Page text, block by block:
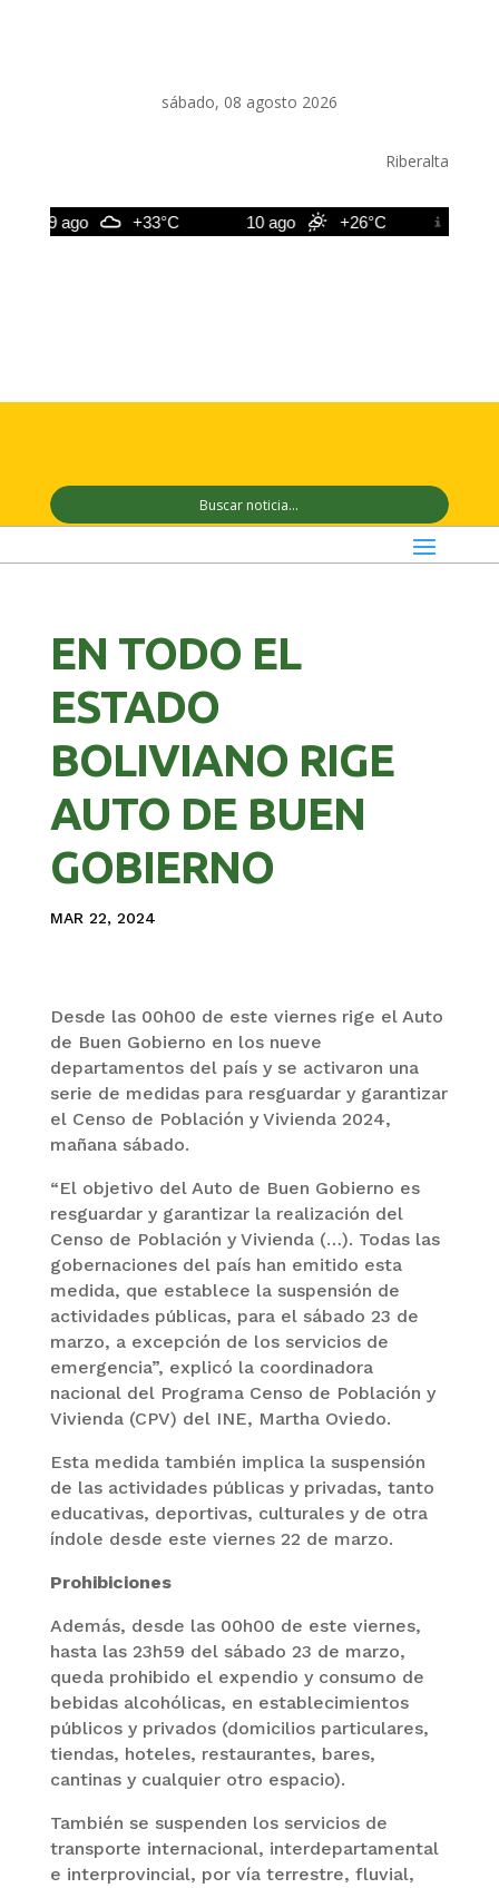
sábado, 08 agosto 2026
Riberalta
9 ago +33°C 10 ago +26°C 11 ago
EN TODO EL
ESTADO
BOLIVIANO RIGE
AUTO DE BUEN
GOBIERNO
MAR 22, 2024
Desde las 00h00 de este viernes rige el Auto
de Buen Gobierno en los nueve
departamentos del país y se activaron una
serie de medidas para resguardar y garantizar
el Censo de Población y Vivienda 2024,
mañana sábado.
“El objetivo del Auto de Buen Gobierno es
resguardar y garantizar la realización del
Censo de Población y Vivienda (…). Todas las
gobernaciones del país han emitido esta
medida, que establece la suspensión de
actividades públicas, para el sábado 23 de
marzo, a excepción de los servicios de
emergencia”, explicó la coordinadora
nacional del Programa Censo de Población y
Vivienda (CPV) del INE, Martha Oviedo.
Esta medida también implica la suspensión
de las actividades públicas y privadas, tanto
educativas, deportivas, culturales y de otra
índole desde este viernes 22 de marzo.
Prohibiciones
Además, desde las 00h00 de este viernes,
hasta las 23h59 del sábado 23 de marzo,
queda prohibido el expendio y consumo de
bebidas alcohólicas, en establecimientos
públicos y privados (domicilios particulares,
tiendas, hoteles, restaurantes, bares,
cantinas y cualquier otro espacio).
También se suspenden los servicios de
transporte internacional, interdepartamental
e interprovincial, por vía terrestre, fluvial,